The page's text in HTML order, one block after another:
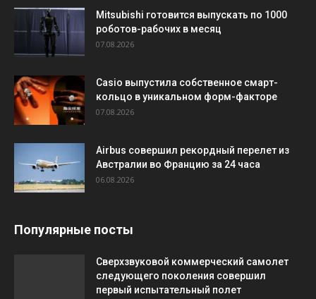
Mitsubishi готовится выпускать по 1000
роботов-рабочих в месяц
07.08.2026
Casio выпустила собственное смарт-
кольцо в уникальном форм-факторе
07.08.2026
Airbus совершил рекордный перелет из
Австралии во Францию за 24 часа
06.08.2026
Популярные посты
Сверхзвуковой коммерческий самолет
следующего поколения совершил
первый испытательный полет